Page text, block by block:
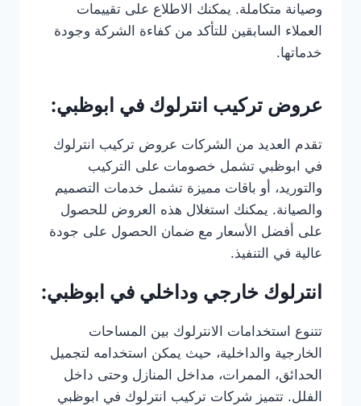
وصيانة متكاملة. يمكنك الاطلاع على تقييمات
العملاء السابقين للتأكد من كفاءة الشركة وجودة
خدماتها.
عروض تركيب انترلوك في ابوظبي:
تقدم العديد من الشركات عروض تركيب انترلوك
في ابوظبي تشمل خصومات على التركيب
والتوريد، أو باقات مميزة تشمل خدمات التصميم
والصيانة. يمكنك استغلال هذه العروض للحصول
على أفضل الأسعار مع ضمان الحصول على جودة
عالية في التنفيذ.
انترلوك خارجي وداخلي في ابوظبي:
تتنوع استخدامات الانترلوك بين المساحات
الخارجية والداخلية، حيث يمكن استخدامه لتجميل
الحدائق، الممرات، مداخل المنازل وحتى داخل
الفلل. تتميز شركات تركيب انترلوك في ابوظبي